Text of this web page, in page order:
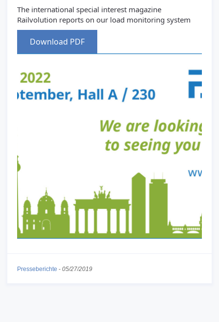
The international special interest magazine
Railvolution reports on our load monitoring system
Download PDF
Presseberichte - 05/27/2019